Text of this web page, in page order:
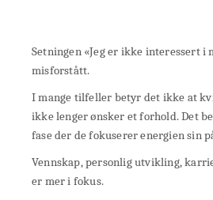
Setningen «Jeg er ikke interessert i
misforstått.
I mange tilfeller betyr det ikke at
ikke lenger ønsker et forhold. Det
fase der de fokuserer energien sin
Vennskap, personlig utvikling,
er mer i fokus.